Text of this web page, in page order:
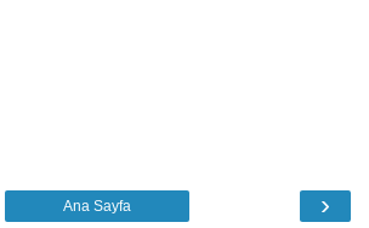
›
Ana Sayfa